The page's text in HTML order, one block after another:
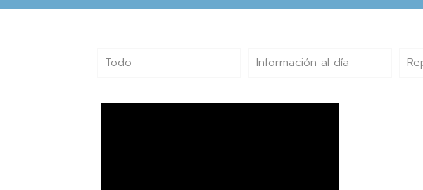
Todo Información al día